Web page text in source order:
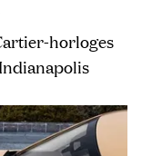
horloges